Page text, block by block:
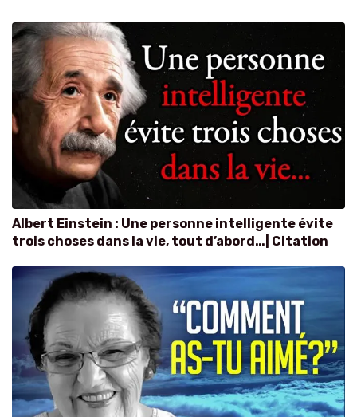
Albert Einstein : Une personne intelligente évite
trois choses dans la vie, tout d’abord…| Citation